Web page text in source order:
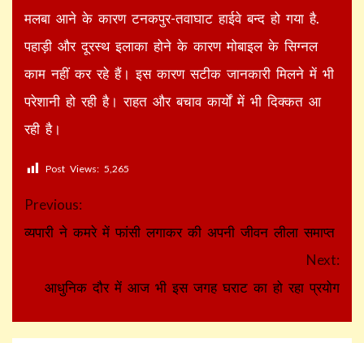
मलबा आने के कारण टनकपुर-तवाघाट हाईवे बन्द हो गया है.
पहाड़ी और दूरस्थ इलाका होने के कारण मोबाइल के सिग्नल
काम नहीं कर रहे हैं। इस कारण सटीक जानकारी मिलने में भी
परेशानी हो रही है। राहत और बचाव कार्यों में भी दिक्कत आ
रही है।
Post Views: 5,265
Continue
Reading
Previous:
व्यपारी ने कमरे में फांसी लगाकर की अपनी जीवन लीला समाप्त
Next:
आधुनिक दौर में आज भी इस जगह घराट का हो रहा प्रयोग